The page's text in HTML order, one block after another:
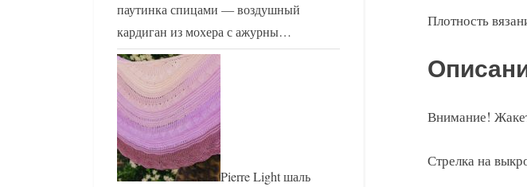
Плотность
Внимание!
Стрелка на
паутинка спицами — воздушный
кардиган из мохера с ажурны…
Pierre Light шаль